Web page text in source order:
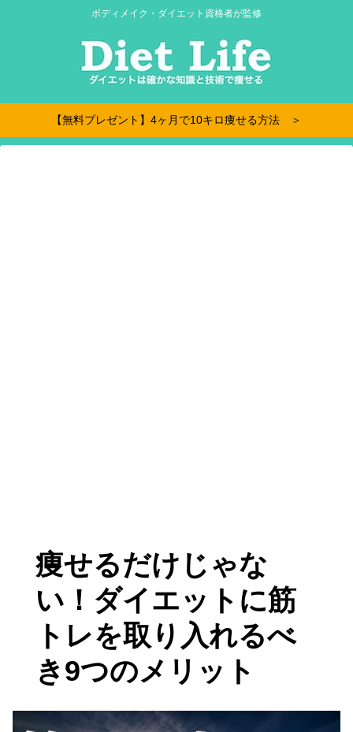
ボディメイク・ダイエット資格者が監修
【無料プレゼント】4ヶ月で10キロ痩せる方法 ＞
痩せるだけじゃな
い！ダイエットに筋
トレを取り入れるべ
き9つのメリット